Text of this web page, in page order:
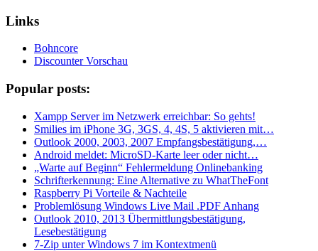
Links
Bohncore
Discounter Vorschau
Popular posts:
Xampp Server im Netzwerk erreichbar: So gehts!
Smilies im iPhone 3G, 3GS, 4, 4S, 5 aktivieren mit…
Outlook 2000, 2003, 2007 Empfangsbestätigung,…
Android meldet: MicroSD-Karte leer oder nicht…
„Warte auf Beginn“ Fehlermeldung Onlinebanking
Schrifterkennung: Eine Alternative zu WhatTheFont
Raspberry Pi Vorteile & Nachteile
Problemlösung Windows Live Mail .PDF Anhang
Outlook 2010, 2013 Übermittlungsbestätigung,
Lesebestätigung
7-Zip unter Windows 7 im Kontextmenü